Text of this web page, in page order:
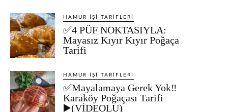
HAMUR İŞI TARIFLERI
✅4 PÜF NOKTASIYLA:
Mayasız Kıyır Kıyır Poğaça
Tarifi
HAMUR İŞI TARIFLERI
✅Mayalamaya Gerek Yok‼️
Karaköy Poğaçası Tarifi
▶️(VİDEOLU)